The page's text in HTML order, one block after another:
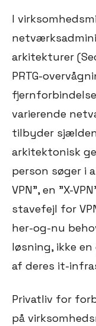
I
arkitekturer
PRTG-
varierende
tilbyder
arkitektonisk
person søger i
VPN", en "X-
stavefejl for
her-og-nu
løsning, ikke
af deres it-
Privatliv for
på